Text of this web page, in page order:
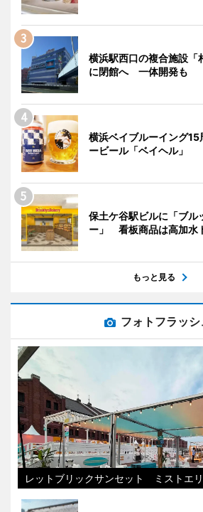
横浜駅西口の複合施設「
に閉館へ 一体開発も
横浜ベイブルーイング
ービール「ベイヘル」
保土ケ谷駅ビルに「ブル
ー」 看板商品は高加水
もっと見る
フォトフラッシ
レットブリックサンセット ミストエ